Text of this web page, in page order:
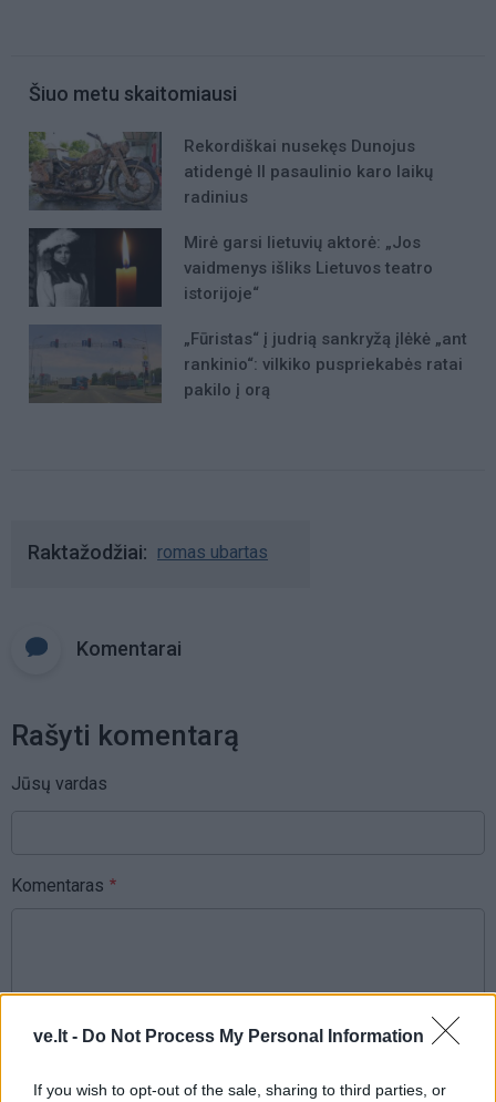
ve.lt - Do Not Process My Personal Information
If you wish to opt-out of the sale, sharing to third parties, or
Šiuo metu skaitomiausi
Rekordiškai nusekęs Dunojus
atidengė II pasaulinio karo laikų
radinius
Mirė garsi lietuvių aktorė: „Jos
vaidmenys išliks Lietuvos teatro
istorijoje“
„Fūristas“ į judrią sankryžą įlėkė „ant
rankinio“: vilkiko puspriekabės ratai
pakilo į orą
Raktažodžiai romas ubartas
Komentarai
Rašyti komentarą
Jūsų vardas
Komentaras